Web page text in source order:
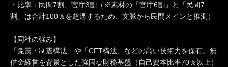
・比率：民間7割、官庁3割（※素材の「官庁6割」と「民間7
割」は合計100％を超過するため、文脈から民間メインと推測）
【同社の強み】
「免震・制震構法」や「CFT構法」などの高い技術力を保有。無
借金経営を背景とした強固な財務基盤（自己資本比率70％以上）